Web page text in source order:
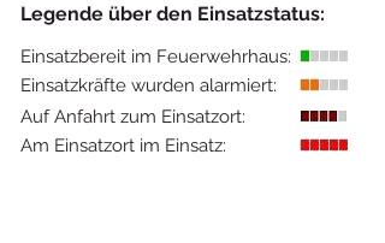
Legende über den Einsatzstatus:
Einsatzbereit im Feuerwehrhaus:
Einsatzkräfte wurden alarmiert:
Auf Anfahrt zum Einsatzort:
Am Einsatzort im Einsatz: